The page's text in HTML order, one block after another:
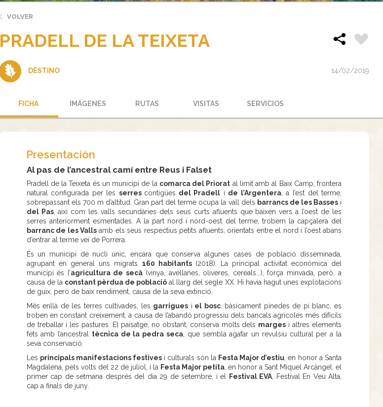
VOLVER
PRADELL DE LA TEIXETA
DESTINO 14/02/2019
FICHA IMÁGENES RUTAS VISITAS SERVICIOS
Presentación
Al pas de l’ancestral camí entre Reus i Falset
Pradell de la Teixeta és un municipi de la comarca del Priorat al límit amb al Baix Camp, frontera
natural configurada per les serres contigües del Pradell i de l’Argentera, a l’est del terme,
sobrepassant els 700 m d’altitud. Gran part del terme ocupa la vall dels barrancs de les Bassesi
del Pas, així com les valls secundàries dels seus curts afluents que baixen vers a l’oest de les
serres anteriorment esmentades. A la part nord i nord-oest del terme, trobem la capçalera del
barranc de les Valls amb els seus respectius petits afluents, orientats entre el nord i l’oest abans
d’entrar al terme veí de Porrera.
És un municipi de nucli únic, encara que conserva algunes cases de població disseminada,
agrupant en general uns migrats 160 habitants (2018). La principal activitat econòmica del
municipi és l’agricultura de secà(vinya, avellanes, oliveres, cereals...), força minvada, però, a
causa de la constant pèrdua de població al llarg del segle XX. Hi havia hagut unes explotacions
de guix, però de baix rendiment, causa de la seva extinció.
Més enllà de les terres cultivades, les garrigues i el bosc, bàsicament pinedes de pi blanc, es
troben en constant creixement, a causa de l’abandó progressiu dels bancals agrícoles més difícils
de treballar i les pastures. El paisatge, no obstant, conserva molts dels marges i altres elements
fets amb l’ancestral tècnica de la pedra seca, que sembla agafar un revulsiu cultural per a la
seva conservació.
Les principals manifestacions festives i culturals són la Festa Major d’estiu, en honor a Santa
Magdalena, pels volts del 22 de juliol, i la Festa Major petita, en honor a Sant Miquel Arcàngel, el
primer cap de setmana després del dia 29 de setembre, i el Festival EVA, Festival En Veu Alta,
cap a finals de juny.